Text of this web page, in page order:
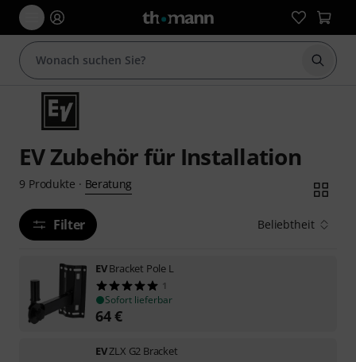
Suche
EV Zubehör für Installation
9 Produkte · Beratung
Filter Beliebtheit
EVBracket Pole L
1
Sofort lieferbar
64€
EVZLX G2 Bracket